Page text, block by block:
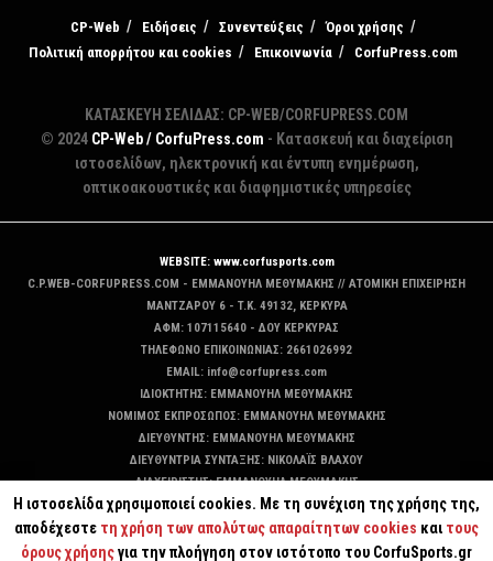
CP-Web Ειδήσεις Συνεντεύξεις
Όροι χρήσης
Πολιτική απορρήτου και cookies
Επικοινωνία CorfuPress.com
ΚΑΤΑΣΚΕΥΗ ΣΕΛΙΔΑΣ: CP-WEB/CORFUPRESS.COM
© 2024 CP-Web / CorfuPress.com - Κατασκευή και διαχείριση
ιστοσελίδων, ηλεκτρονική και έντυπη ενημέρωση,
οπτικοακουστικές και διαφημιστικές υπηρεσίες
WEBSITE: www.corfusports.com
C.P.WEB-CORFUPRESS.COM - ΕΜΜΑΝΟΥΗΛ ΜΕΘΥΜΑΚΗΣ // ΑΤΟΜΙΚΗ ΕΠΙΧΕΙΡΗΣΗ
MANTZAΡΟΥ 6 - T.K. 49132, ΚΕΡΚΥΡΑ
ΑΦΜ: 107115640 - ΔΟΥ ΚΕΡΚΥΡΑΣ
ΤΗΛΕΦΩΝΟ ΕΠΙΚΟΙΝΩΝΙΑΣ: 2661026992
EMAIL: info@corfupress.com
ΙΔΙΟΚΤΗΤΗΣ: EMMANOYΗΛ ΜΕΘΥΜΑΚΗΣ
ΝΟΜΙΜΟΣ ΕΚΠΡΟΣΩΠΟΣ: EMMANOYΗΛ ΜΕΘΥΜΑΚΗΣ
ΔΙΕΥΘΥΝΤΗΣ: EMMANOYΗΛ ΜΕΘΥΜΑΚΗΣ
ΔΙΕΥΘΥΝΤΡΙΑ ΣΥΝΤΑΞΗΣ: ΝΙΚΟΛΑΪΣ ΒΛΑΧΟΥ
ΔΙΑΧΕΙΡΙΣΤΗΣ: EMMANOYΗΛ ΜΕΘΥΜΑΚΗΣ
ΔΙΚΑΙΟΥΧΟΣ DOMAIN: ΕΜΜΑΝΟΥΗΛ ΜΕΘΥΜΑΚΗΣ
Η ιστοσελίδα χρησιμοποιεί cookies. Με τη συνέχιση της χρήσης της,
αποδέχεστε τη χρήση των απολύτως απαραίτητων cookies και τους
όρους χρήσηςγια την πλοήγηση στον ιστότοπο του CorfuSports.gr